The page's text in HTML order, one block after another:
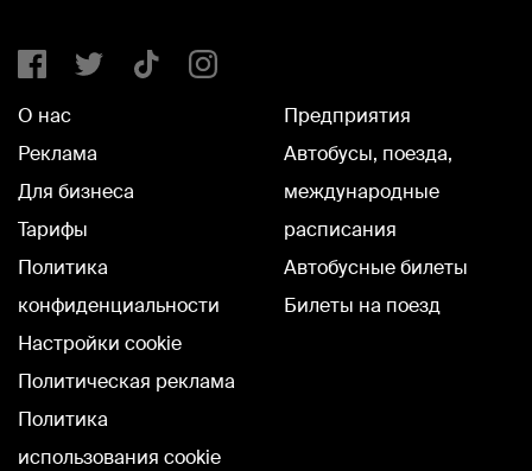
О нас
Реклама
Для бизнеса
Тарифы
Политика
конфиденциальности
Настройки cookie
Политическая реклама
Политика
использования cookie
Предприятия
Автобусы, поезда,
международные
расписания
Автобусные билеты
Билеты на поезд